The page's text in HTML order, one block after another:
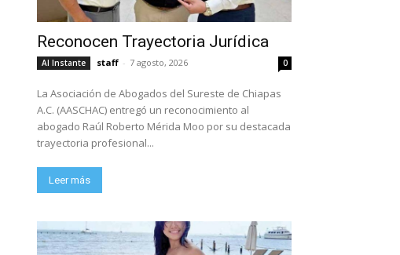
Reconocen Trayectoria Jurídica
Al Instante staff - 7 agosto, 2026 0
La Asociación de Abogados del Sureste de Chiapas
A.C. (AASCHAC) entregó un reconocimiento al
abogado Raúl Roberto Mérida Moo por su destacada
trayectoria profesional...
Leer más